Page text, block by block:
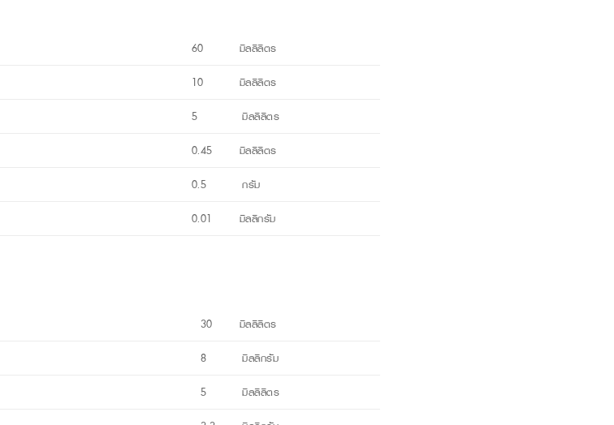
60 มิลลิลิตร
10 มิลลิลิตร
5 มิลลิลิตร
0.45 มิลลิลิตร
0.5 กรัม
0.01 มิลลิกรัม
30 มิลลิลิตร
8 มิลลิกรัม
5 มิลลิลิตร